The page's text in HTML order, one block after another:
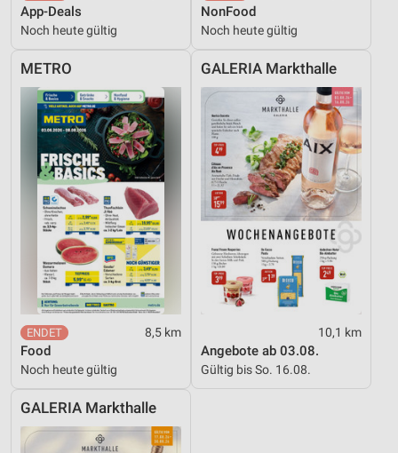
App-Deals
Noch heute gültig
NonFood
Noch heute gültig
METRO
8,5 km
Food
Noch heute gültig
GALERIA Markthalle
10,1 km
Angebote ab 03.08.
Gültig bis So. 16.08.
GALERIA Markthalle
Erstellung von Profilen zur Personalisierung
Verwendung von Profilen zur Auswahl
personalisierter Inhalte
Messung der Werbeleistung
Messung der Performance von Inhalten
Analyse von Zielgruppen durch Statistiken oder
Kombinationen von Daten aus verschiedenen
Quellen
Entwicklung und Verbesserung der Angebote
Verwendung reduzierter Daten zur Auswahl von
Inhalten
Geräte anhand von aktiv angeforderten
Informationen identifizieren